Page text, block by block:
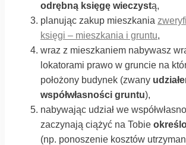
odrębną księgę wieczystą,
planując zakup mieszkania
księgi – mieszkania i gruntu,
wraz z mieszkaniem nabywasz
lokatorami prawo w gruncie na
położony budynek (zwany
współwłasności gruntu),
nabywając udział we
zaczynają ciążyć na Tobie
(np. ponoszenie kosztów